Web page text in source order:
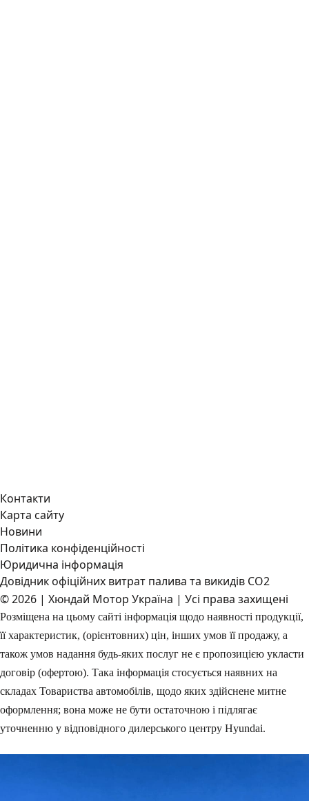
Контакти
Карта сайту
Новини
Політика конфіденційності
Юридична інформація
Довідник офіційних витрат палива та викидів СО2
© 2026 | Хюндай Мотор Україна | Усі права захищені
Розміщена на цьому сайті інформація щодо наявності продукції,
її характеристик, (орієнтовних) цін, інших умов її продажу, а
також умов надання будь-яких послуг не є пропозицією укласти
договір (офертою). Така інформація стосується наявних на
складах Товариства автомобілів, щодо яких здійснене митне
оформлення; вона може не бути остаточною і підлягає
уточненню у відповідного дилерського центру Hyundai.